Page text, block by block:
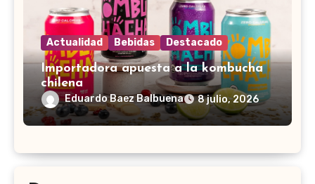
Actualidad Bebidas Destacado
Importadora apuesta a la kombucha
chilena
Eduardo Baez Balbuena 8 julio, 2026